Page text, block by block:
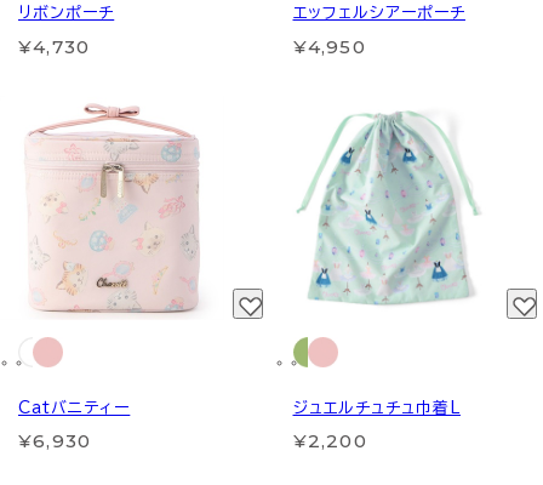
リボンポーチ
¥4,730
エッフェルシアーポーチ
¥4,950
Catバニティー
¥6,930
ジュエルチュチュ巾着L
¥2,200